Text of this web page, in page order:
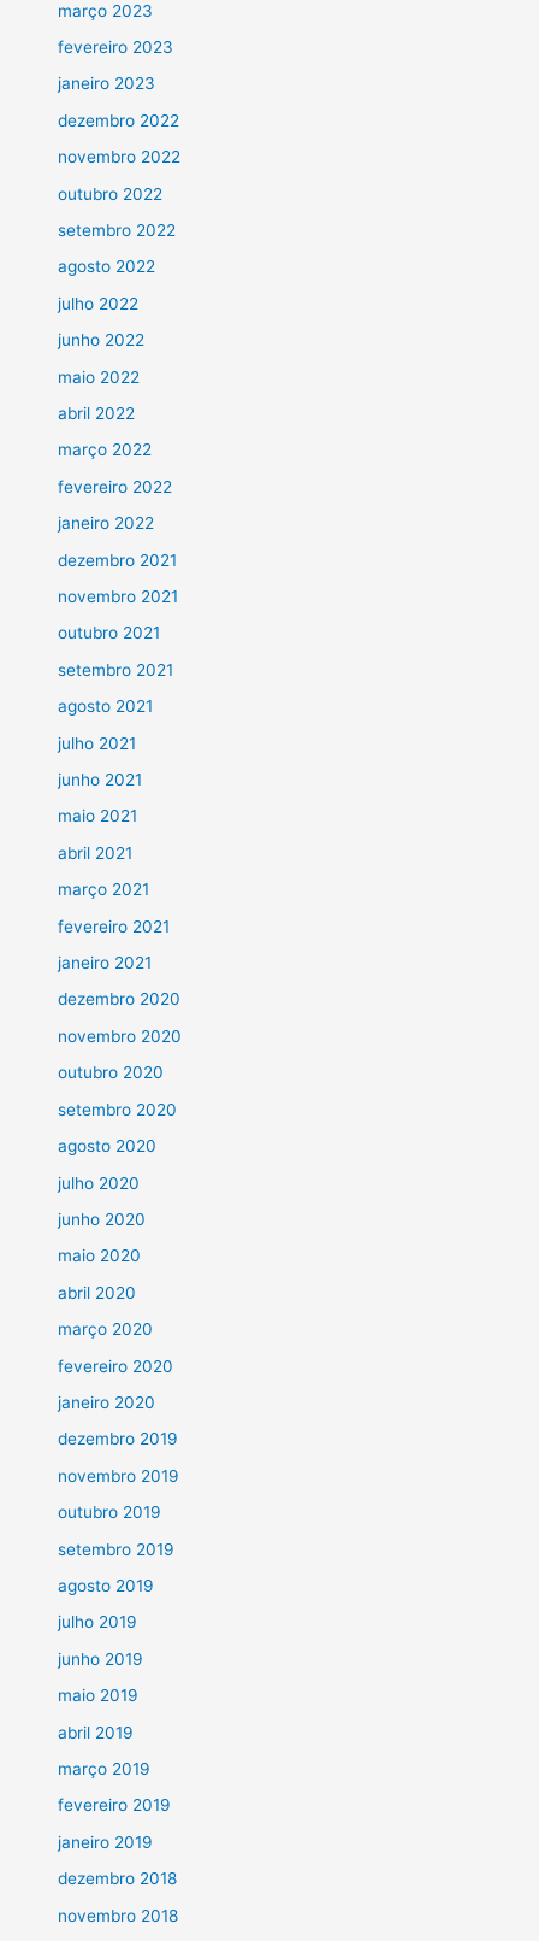
março 2023
fevereiro 2023
janeiro 2023
dezembro 2022
novembro 2022
outubro 2022
setembro 2022
agosto 2022
julho 2022
junho 2022
maio 2022
abril 2022
março 2022
fevereiro 2022
janeiro 2022
dezembro 2021
novembro 2021
outubro 2021
setembro 2021
agosto 2021
julho 2021
junho 2021
maio 2021
abril 2021
março 2021
fevereiro 2021
janeiro 2021
dezembro 2020
novembro 2020
outubro 2020
setembro 2020
agosto 2020
julho 2020
junho 2020
maio 2020
abril 2020
março 2020
fevereiro 2020
janeiro 2020
dezembro 2019
novembro 2019
outubro 2019
setembro 2019
agosto 2019
julho 2019
junho 2019
maio 2019
abril 2019
março 2019
fevereiro 2019
janeiro 2019
dezembro 2018
novembro 2018